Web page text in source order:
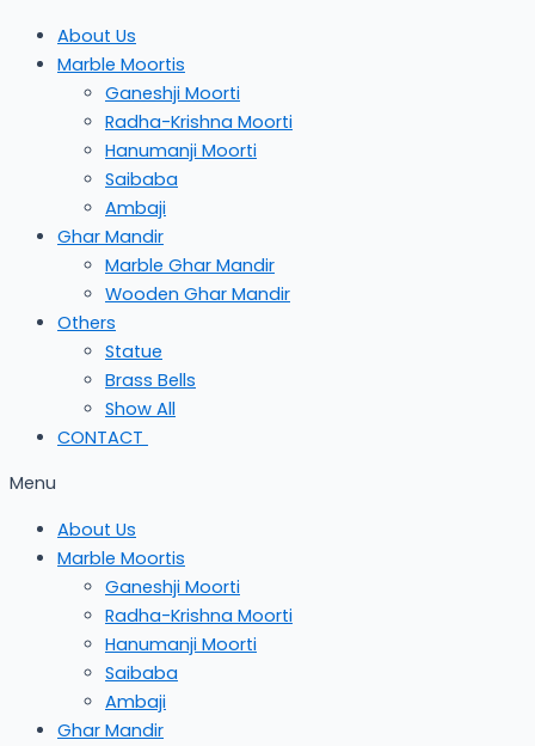
About Us
Marble Moortis
Ganeshji Moorti
Radha-Krishna Moorti
Hanumanji Moorti
Saibaba
Ambaji
Ghar Mandir
Marble Ghar Mandir
Wooden Ghar Mandir
Others
Statue
Brass Bells
Show All
CONTACT
Menu
About Us
Marble Moortis
Ganeshji Moorti
Radha-Krishna Moorti
Hanumanji Moorti
Saibaba
Ambaji
Ghar Mandir